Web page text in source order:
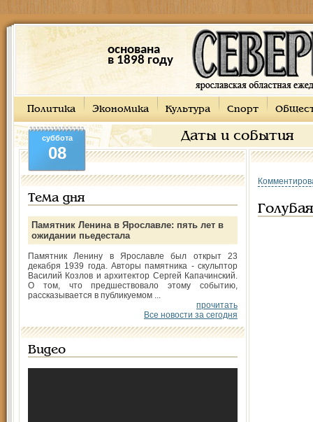
основана
в 1898 году
Политика Экономика Культура Спорт
Даты и события
суббота
08
Тема дня
Памятник Ленина в Ярославле: пять лет в
ожидании пьедестала
Памятник Ленину в Ярославле был открыт 23
декабря 1939 года. Авторы памятника - скульптор
Василий Козлов и архитектор Сергей Капачинский.
О том, что предшествовало этому событию,
рассказывается в публикуемом ...
прочитать
Все новости за сегодня
Видео